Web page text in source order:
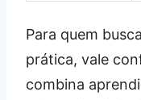
Para quem
prática, vale
combina